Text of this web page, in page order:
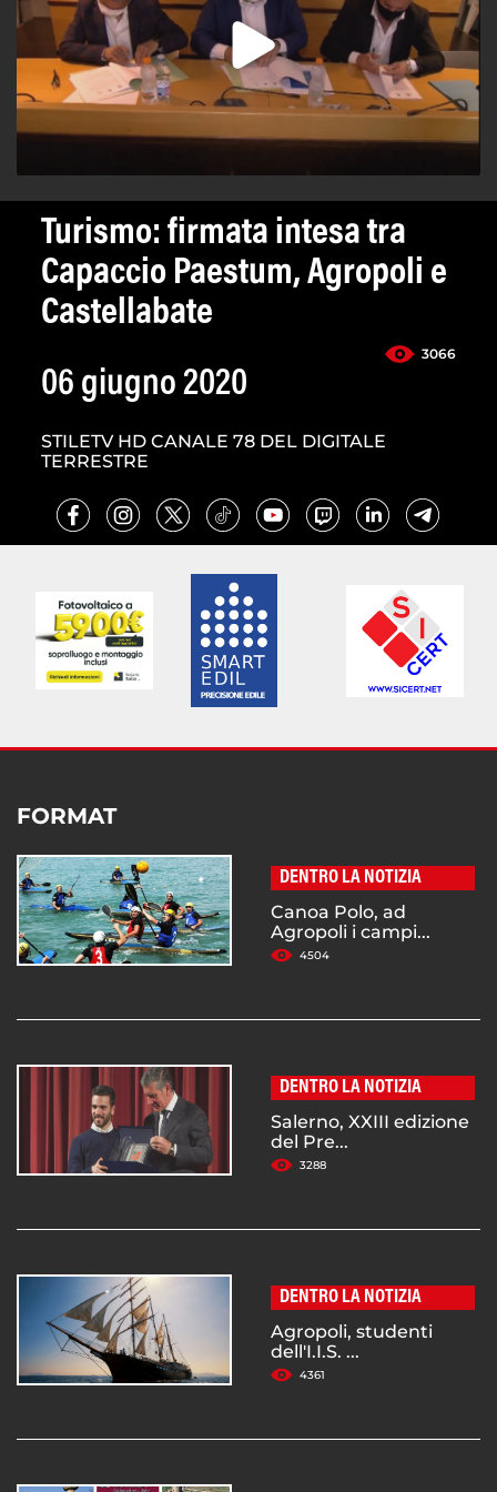
Turismo: firmata intesa tra
Capaccio Paestum, Agropoli e
Castellabate
3066
06 giugno 2020
STILETV HD CANALE 78 DEL DIGITALE
TERRESTRE
FORMAT
DENTRO LA NOTIZIA
Canoa Polo, ad
Agropoli i campi...
4504
DENTRO LA NOTIZIA
Salerno, XXIII edizione
del Pre...
3288
DENTRO LA NOTIZIA
Agropoli, studenti
dell'I.I.S. ...
4361